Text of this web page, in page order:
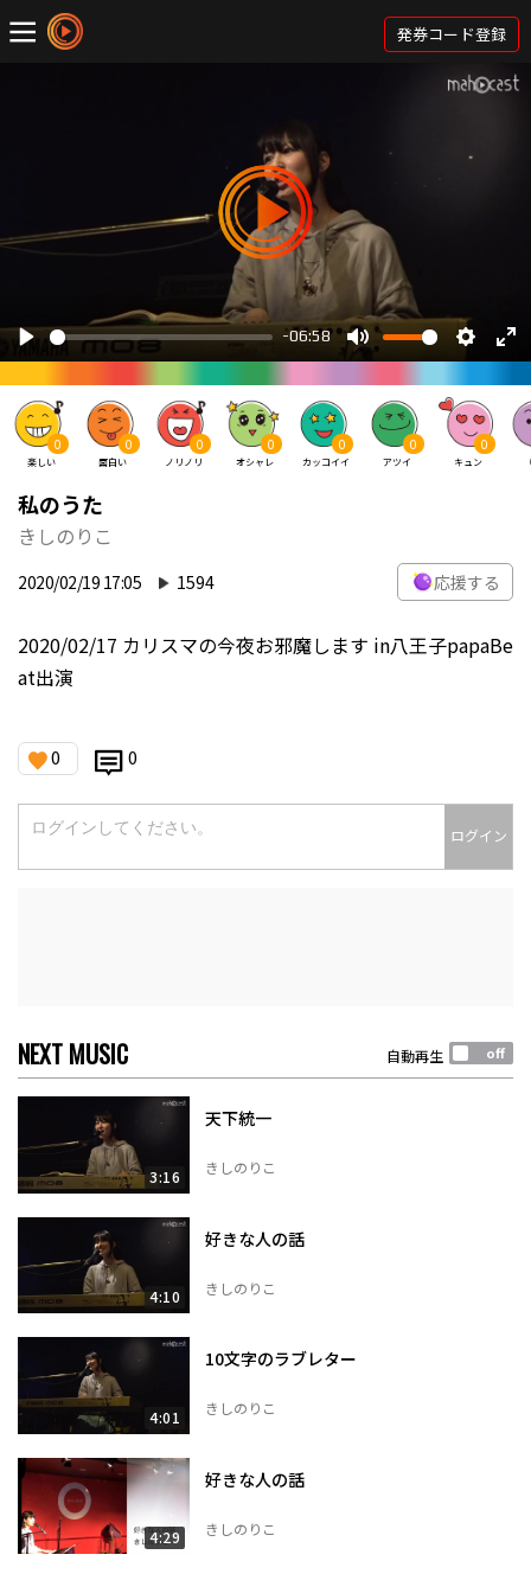
発券コード登録
0
楽しい
0
面白い
0
ノリノリ
0
オシャレ
0
カッコイイ
0
アツイ
0
キュン
私のうた
きしのりこ
2020/02/19 17:05 1594 応援する
2020/02/17 カリスマの今夜お邪魔します in八王子papaBe
at出演
0 0
ログイン
NEXT MUSIC 自動再生
3:16
天下統一
きしのりこ
4:10
好きな人の話
きしのりこ
4:01
10文字のラブレター
きしのりこ
4:29
好きな人の話
きしのりこ